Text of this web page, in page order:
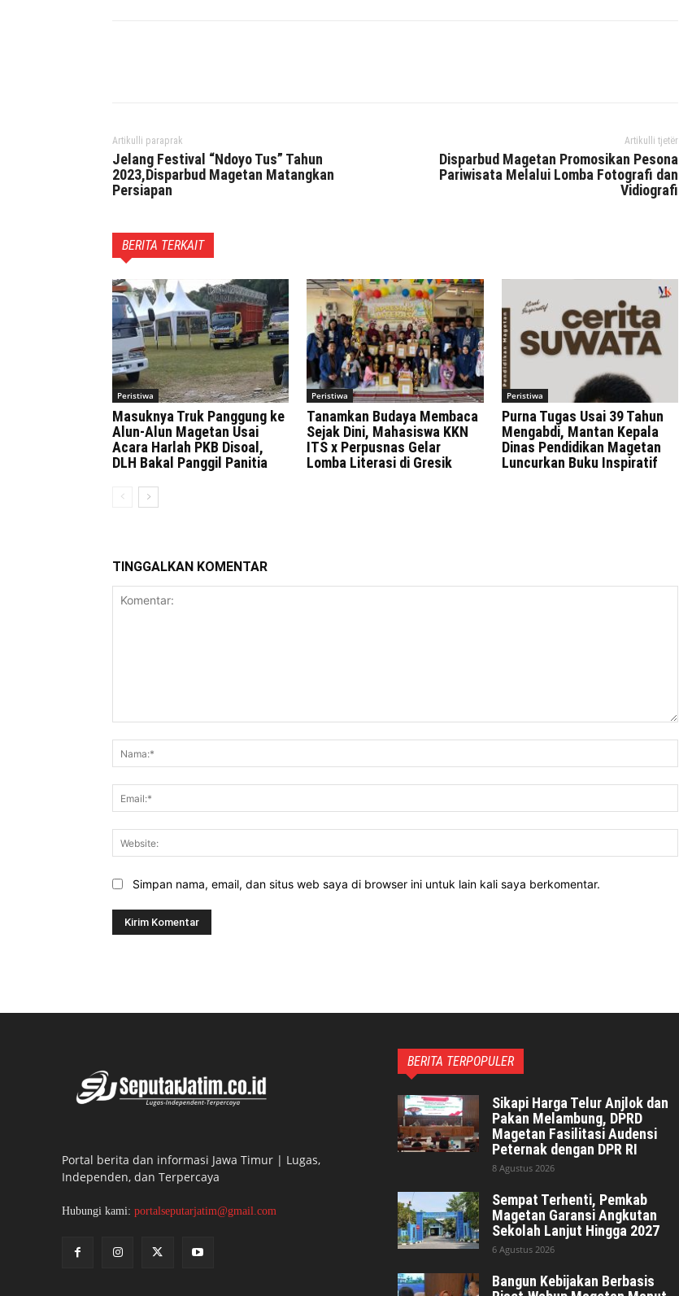
Artikulli paraprak
Jelang Festival “Ndoyo Tus” Tahun
2023,Disparbud Magetan Matangkan
Persiapan
Artikulli tjetër
Disparbud Magetan Promosikan Pesona
Pariwisata Melalui Lomba Fotografi dan
Vidiografi
BERITA TERKAIT
Peristiwa
Masuknya Truk Panggung ke
Alun-Alun Magetan Usai
Acara Harlah PKB Disoal,
DLH Bakal Panggil Panitia
Peristiwa
Tanamkan Budaya Membaca
Sejak Dini, Mahasiswa KKN
ITS x Perpusnas Gelar
Lomba Literasi di Gresik
Peristiwa
Purna Tugas Usai 39 Tahun
Mengabdi, Mantan Kepala
Dinas Pendidikan Magetan
Luncurkan Buku Inspiratif
TINGGALKAN KOMENTAR
Simpan nama, email, dan situs web saya di browser ini untuk lain kali saya berkomentar.
Portal berita dan informasi Jawa Timur | Lugas,
Independen, dan Terpercaya
Hubungi kami: portalseputarjatim@gmail.com
BERITA TERPOPULER
Sikapi Harga Telur Anjlok dan
Pakan Melambung, DPRD
Magetan Fasilitasi Audensi
Peternak dengan DPR RI
8 Agustus 2026
Sempat Terhenti, Pemkab
Magetan Garansi Angkutan
Sekolah Lanjut Hingga 2027
6 Agustus 2026
Bangun Kebijakan Berbasis